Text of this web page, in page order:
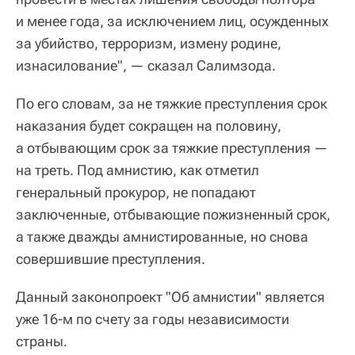
и менее года, за исключением лиц, осужденных
за убийство, терроризм, измену родине,
изнасилование", — сказал Салимзода.
По его словам, за не тяжкие преступления срок
наказания будет сокращен на половину,
а отбывающим срок за тяжкие преступления —
на треть. Под амнистию, как отметил
генеральный прокурор, не попадают
заключенные, отбывающие пожизненный срок,
а также дважды амнистированные, но снова
совершившие преступления.
Данный законопроект "Об амнистии" является
уже 16-м по счету за годы независимости
страны.